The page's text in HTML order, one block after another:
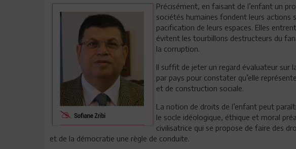
Précisément, en faisant de l’enfant un
sociétés humaines fondent leurs actions
pacification de leurs espaces. Elles
évitent les tourbillons destructeurs du
la corruption.
Il suffit de jeter un regard évaluateur sur
par pays pour constater qu’elle
et de construction sociale.
La notion de droits de l’enfant peut
le socle idéologique, éthique et moral
civilisatrice qui se propose de faire des
et de la démocratie une règle de conduite.